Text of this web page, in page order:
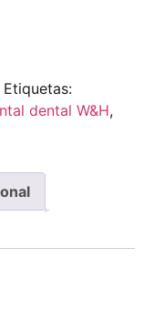
Etiquetas:
dental W&H,